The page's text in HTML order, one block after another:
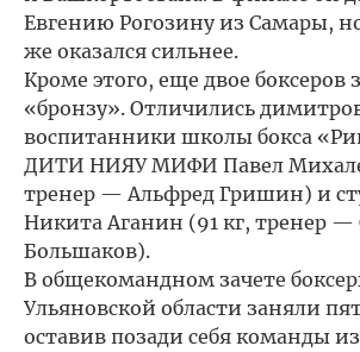
Евгению Рогозину из Самары,
же оказался сильнее.
Кроме этого, еще двое боксеров
«бронзу». Отличились
воспитанники школы бокса
ДИТИ НИЯУ МИФИ Павел
тренер — Альфред Гришин) и
Никита Аганин (91 кг, тренер —
Большаков).
В общекомандном зачете
Ульяновской области заняли
оставив позади себя команды